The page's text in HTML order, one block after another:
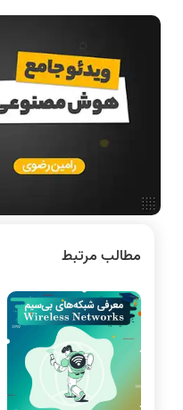
فناوری
آمادگی برای کنکور
دانشگاه ها
اخبار آزمون ها
دروس مهندسی کامپیوتر
پایتون
سی شارپ
علم داده
مقاله نویسی
مطالب مرتبط